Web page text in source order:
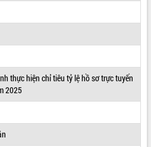
thực hiện chỉ tiêu tỷ lệ hồ sơ trực tuyến
2025